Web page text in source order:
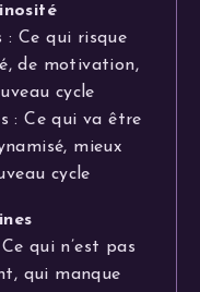
: Ce qui risque
de motivation,
cycle
: Ce qui va être
mieux
cycle
qui n’est pas
qui manque